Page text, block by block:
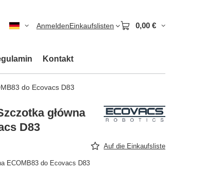
AnmeldenEinkaufslisten 0,00 €
Kontakt
do Ecovacs D83
główna
D83
Auf die Einkaufsliste
ECOMB83 do Ecovacs D83